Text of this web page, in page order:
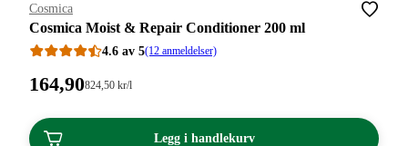
Merke:
Cosmica
Cosmica Moist & Repair Conditioner 200 ml
4.6 av 5(12 anmeldelser)
Pris:
kroner.
164,90Stykkpris:
kroner.
824 ,50 kr/l
Legg i handlekurv